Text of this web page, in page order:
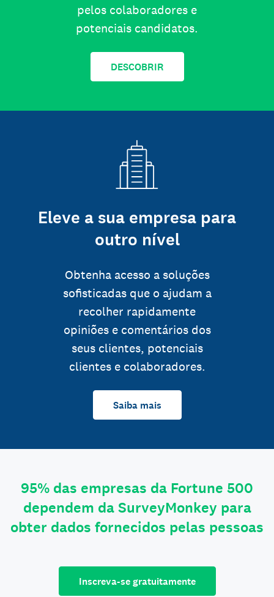
pelos colaboradores e
potenciais candidatos.
DESCOBRIR
Eleve a sua empresa para
outro nível
Obtenha acesso a soluções
sofisticadas que o ajudam a
recolher rapidamente
opiniões e comentários dos
seus clientes, potenciais
clientes e colaboradores.
Saiba mais
95% das empresas da Fortune 500
dependem da SurveyMonkey para
obter dados fornecidos pelas pessoas
Inscreva-se gratuitamente